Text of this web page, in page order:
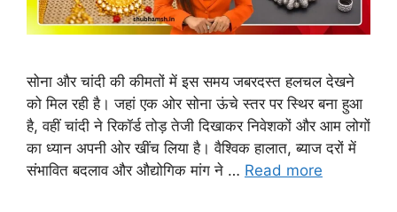
सोना और चांदी की कीमतों में इस समय जबरदस्त हलचल देखने
को मिल रही है। जहां एक ओर सोना ऊंचे स्तर पर स्थिर बना हुआ
है, वहीं चांदी ने रिकॉर्ड तोड़ तेजी दिखाकर निवेशकों और आम लोगों
का ध्यान अपनी ओर खींच लिया है। वैश्विक हालात, ब्याज दरों में
संभावित बदलाव और औद्योगिक मांग ने … Read more